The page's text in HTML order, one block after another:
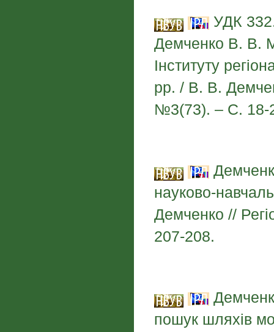
УДК
Демченко В. В.
Інституту
рр. / В. В.
№3(73). – С. 18-
науково-
Демченко //
207-208.
пошук шляхів